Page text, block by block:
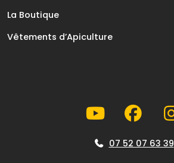
La Boutique
Vêtements d’Apiculture
07 52 07 63 39